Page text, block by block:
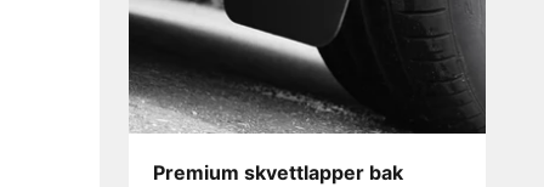
Premium skvettlapper bak